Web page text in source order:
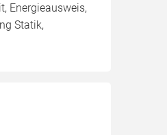
Energieausweis,
Statik,